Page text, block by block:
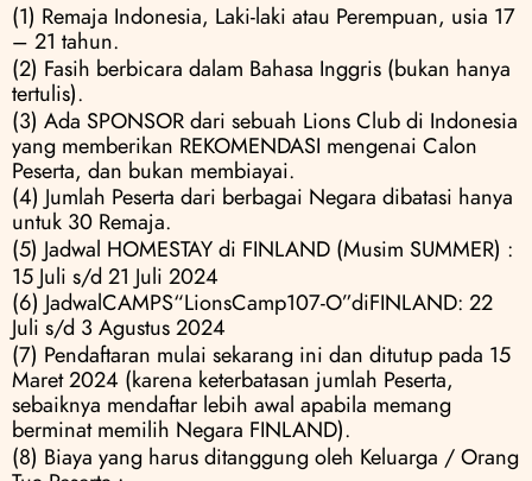
(1) Remaja Indonesia, Laki-laki atau Perempuan, usia 17
– 21 tahun.
(2) Fasih berbicara dalam Bahasa Inggris (bukan hanya
tertulis).
(3) Ada SPONSOR dari sebuah Lions Club di Indonesia
yang memberikan REKOMENDASI mengenai Calon
Peserta, dan bukan membiayai.
(4) Jumlah Peserta dari berbagai Negara dibatasi hanya
untuk 30 Remaja.
(5) Jadwal HOMESTAY di FINLAND (Musim SUMMER) :
15 Juli s/d 21 Juli 2024
(6) JadwalCAMPS“LionsCamp107-O”diFINLAND: 22
Juli s/d 3 Agustus 2024
(7) Pendaftaran mulai sekarang ini dan ditutup pada 15
Maret 2024 (karena keterbatasan jumlah Peserta,
sebaiknya mendaftar lebih awal apabila memang
berminat memilih Negara FINLAND).
(8) Biaya yang harus ditanggung oleh Keluarga / Orang